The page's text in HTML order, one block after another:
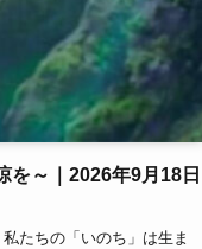
を～｜2026年9月18日
たちの「いのち」は生ま